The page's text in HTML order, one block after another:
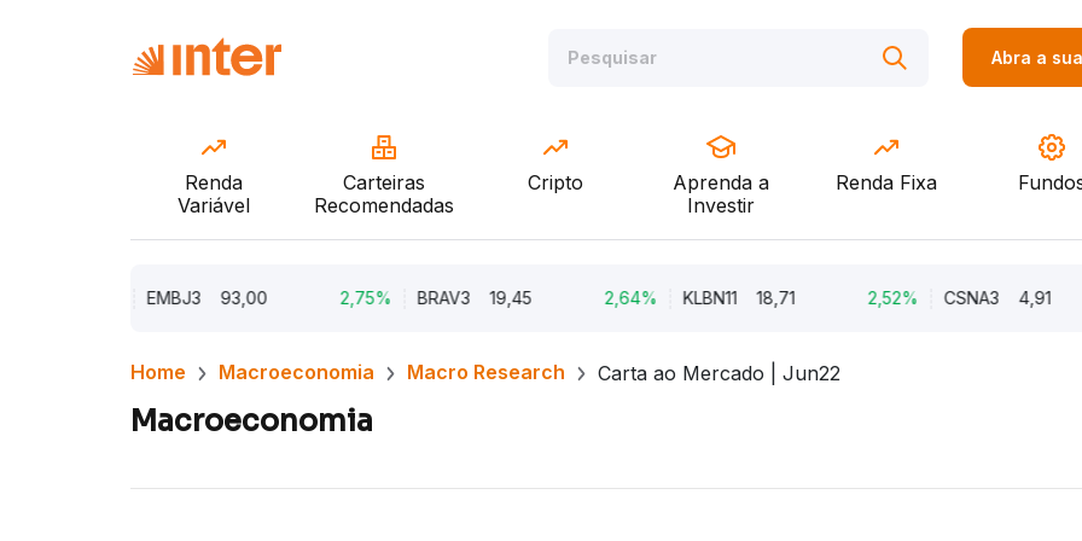
Abra a
Renda
Variável
Carteiras
Recomendadas
Cripto
Aprenda a
Investir
Renda Fixa
EMBJ3 93,00 2,75% BRAV3 19,45 2,64% KLBN11 18,71 CSNA3 4,91
Home Macroeconomia Macro Research Carta ao Mercado | Jun22
Macroeconomia